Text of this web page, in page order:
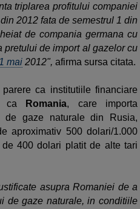
triplarea profitului companiei
2012 fata de semestrul 1 din
de compania germana cu
pretului de import al gazelor cu
1 mai 2012", afirma sursa citata.
ca institutiile financiare
ca
Romania, care importa
de gaze naturale din Rusia,
aproximativ 500 dolari/1.000
400 dolari platit de alte tari
asupra Romaniei de a
de gaze naturale, in conditiile